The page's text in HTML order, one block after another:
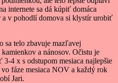
internete sa dá kúpiť domáca
v pohodlí domova si klystír urobiť
sa telo zbavuje mazľavej
a nánosov. Očistu je
4 x s odstupom mesiaca najlepšie
fáze mesiaca NOV a každý rok
Jari.